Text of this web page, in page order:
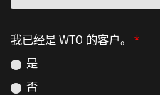
我已经是 WTO 的客户。 *
是
否